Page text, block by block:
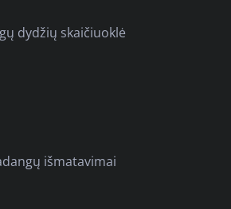
dydžių skaičiuoklė
išmatavimai